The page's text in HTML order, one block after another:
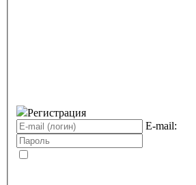
Регистрация
E-mail: